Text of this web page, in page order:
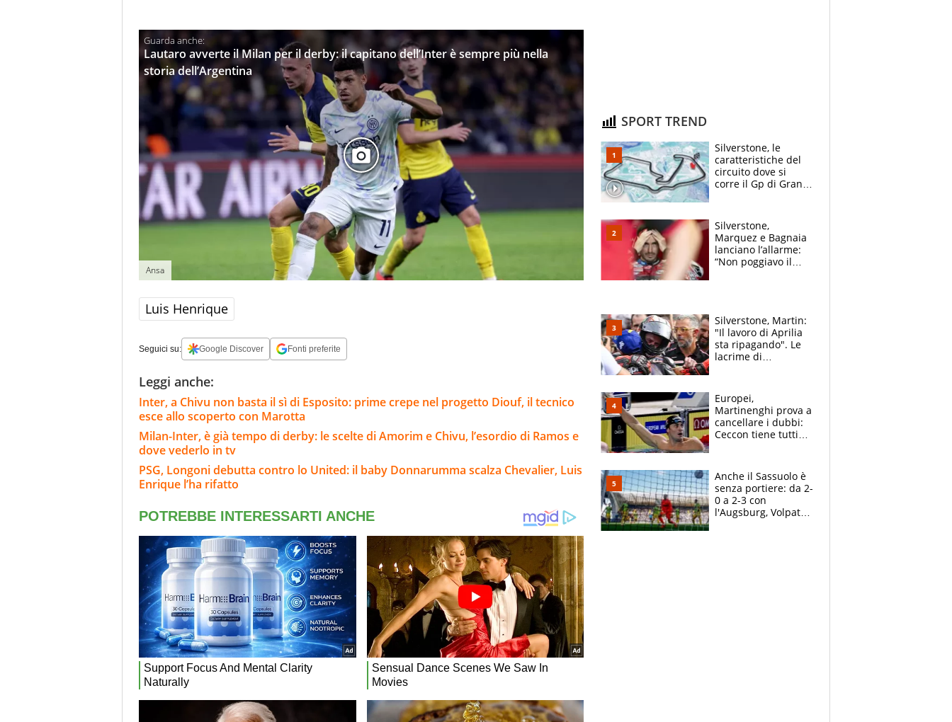
Lautaro avverte il Milan per il derby: il capitano dell’Inter è sempre più nella
storia dell’Argentina
Ansa
Luis Henrique
Seguici su: Google Discover Fonti preferite
Leggi anche:
Inter, a Chivu non basta il sì di Esposito: prime crepe nel progetto Diouf, il tecnico
esce allo scoperto con Marotta
Milan-Inter, è già tempo di derby: le scelte di Amorim e Chivu, l’esordio di Ramos e
dove vederlo in tv
PSG, Longoni debutta contro lo United: il baby Donnarumma scalza Chevalier, Luis
Enrique l’ha rifatto
SPORT TREND
Silverstone, le
caratteristiche del
circuito dove si
corre il Gp di Gran
Silverstone,
Marquez e Bagnaia
lanciano l’allarme:
“Non poggiavo il
Silverstone, Martin:
"Il lavoro di Aprilia
sta ripagando". Le
lacrime di
la gara domani"
Europei,
Martinenghi prova a
cancellare i dubbi:
Ceccon tiene tutti
Curtis
Anche il Sassuolo è
senza portiere: da 2-
0 a 2-3 con
l'Augsburg, Volpato